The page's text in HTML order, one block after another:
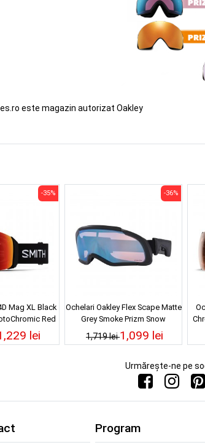
este magazin autorizat Oakley
Mag XL Black
Red
24/25
-35%
lei
Ochelari Oakley Flex Scape Matte
Grey Smoke Prizm Snow
Sapphire
1,719 lei
-36%
1,099 lei
Urmărește-ne pe
Program